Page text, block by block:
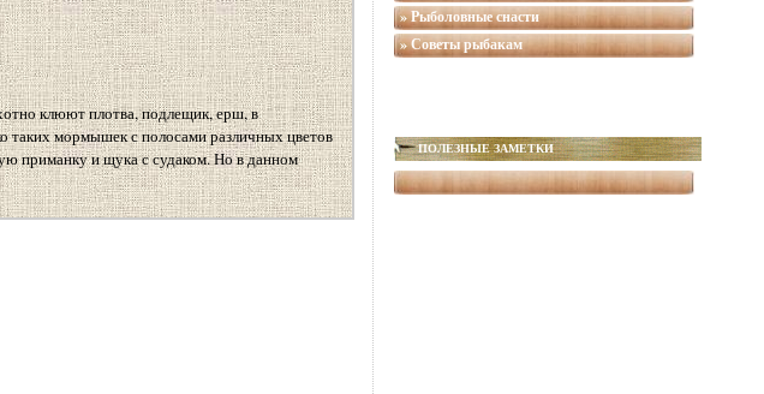
клюют плотва, подлещик, ерш, в
таких мормышек с полосами различных цветов
приманку и щука с судаком. Но в данном
» Рыболовные снасти
» Советы рыбакам
ПОЛЕЗНЫЕ ЗАМЕТКИ